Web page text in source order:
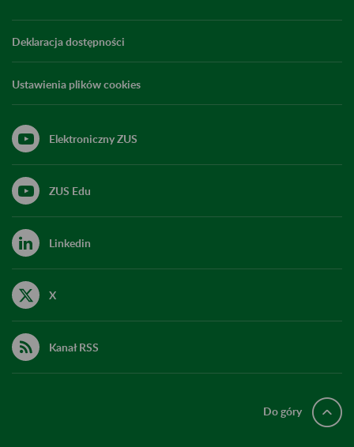
Deklaracja dostępności
Ustawienia plików cookies
Elektroniczny ZUS
ZUS Edu
Linkedin
X
Kanał RSS
Do góry